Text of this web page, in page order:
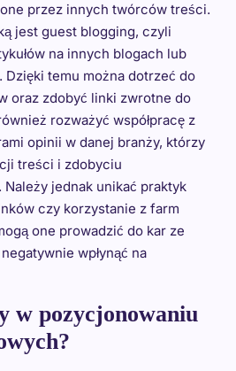
przez innych twórców treści.
jest guest blogging, czyli
na innych blogach lub
temu można dotrzeć do
oraz zdobyć linki zwrotne do
rozważyć współpracę z
opinii w danej branży, którzy
treści i zdobyciu
jednak unikać praktyk
czy korzystanie z farm
one prowadzić do kar ze
wpłynąć na
w pozycjonowaniu